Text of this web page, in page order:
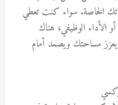
الخاصة. سواء كنت تعطي
أو الأداء الوظيفي، هناك
مساحتك ويصمد أمام